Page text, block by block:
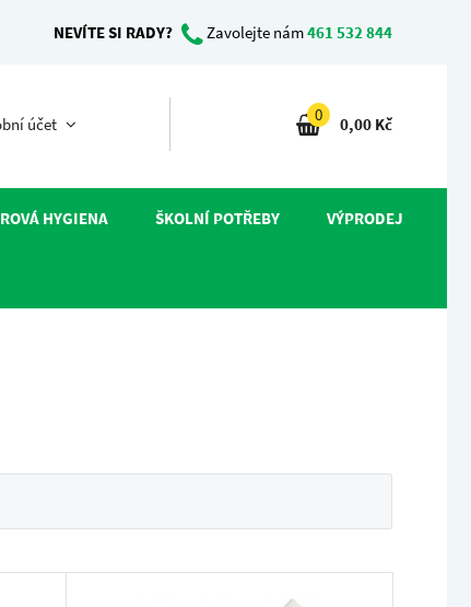
NEVÍTE SI RADY? Zavolejte nám461 532 844
účet 0 0,00 Kč
HYGIENA ŠKOLNÍ POTŘEBY VÝPRODEJ